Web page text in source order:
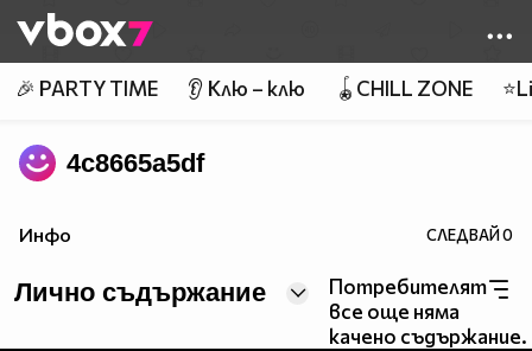
👾
🎉 PARTY TIME 👂 Клю – клю 🪀CHILL ZONE
4c8665a5df
Инфо СЛЕДВАЙ0
Лично съдържание
Потребителят
все още няма
качено съдържание.